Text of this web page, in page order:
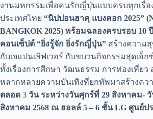
งานมหกรรมเพื่อคนรักญี่ปุ่นแบบครบทุกเรื่
ประเทศไทย “นิปปอนฮาคุ แบงคอก 2025”
BANGKOK 2025) พร้อมฉลองครบรอบ 10
คอนเซ็ปต์ “ยิ่งรู้จัก ยิ่งรักญี่ปุ่น” สร้างความ
กับเจแปนเลิฟเวอร์ กับขบวนกิจกรรมสุดเอ็ก
ทั้งเรื่องการศึกษา วัฒนธรรม การท่องเที่ยว
หลากหลายความบันเทิงที่ยกทัพมาสร้างคว
ตลอด 3 วัน ระหว่างวันศุกร์ที่ 29 สิงหาคม-
สิงหาคม 2568 ณ ฮอลล์ 5 – 6 ชั้นLG ศูนย์ป